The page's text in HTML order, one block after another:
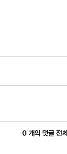
0 개의 댓글 전